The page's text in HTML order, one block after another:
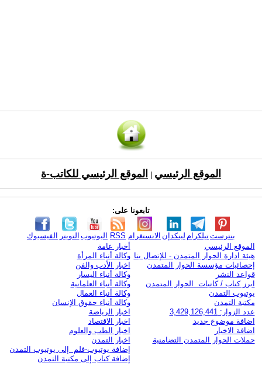
الموقع الرئيسي الموقع الرئيسي للكاتب-ة
تابعونا على:
الفيسبوك التويتر اليوتيوب RSS الانستغرام لينكدإن تيلكرامبنترست
الموقع الرئيسي
هيئة ادارة الحوار المتمدن - للإتصال بنا
إحصائيات مؤسسة الحوار المتمدن
قواعد النشر
ابرز كتاب / كاتبات الحوار المتمدن
يوتيوب التمدن
مكتبة التمدن
عدد الزوار: 3,429,126,441
اضافة موضوع جديد
اضافة الاخبار
حملات الحوار المتمدن التضامنية
أخبار عامة
وكالة أنباء المرأة
اخبار الأدب والفن
وكالة أنباء اليسار
وكالة أنباء العلمانية
وكالة أنباء العمال
وكالة أنباء حقوق الإنسان
اخبار الرياضة
اخبار الاقتصاد
اخبار الطب والعلوم
اخبار التمدن
إضافة يوتيوب-فلم إلى يوتيوب التمدن
إضافة كتاب إلى مكتبة التمدن